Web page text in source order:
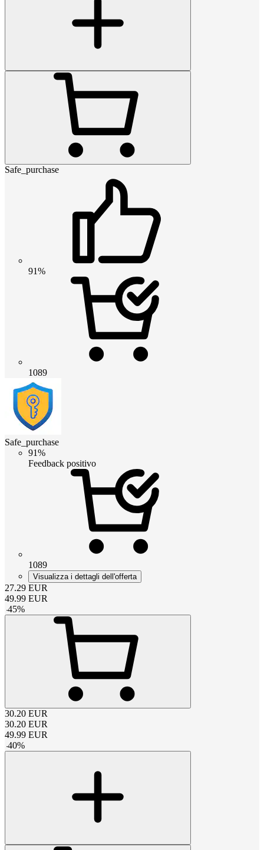
Safe_purchase
91%
1089
Safe_purchase
91%
Feedback positivo
1089
Visualizza i dettagli dell'offerta
27.29 EUR
49.99 EUR
-45%
30.20 EUR
30.20 EUR
49.99 EUR
-40%